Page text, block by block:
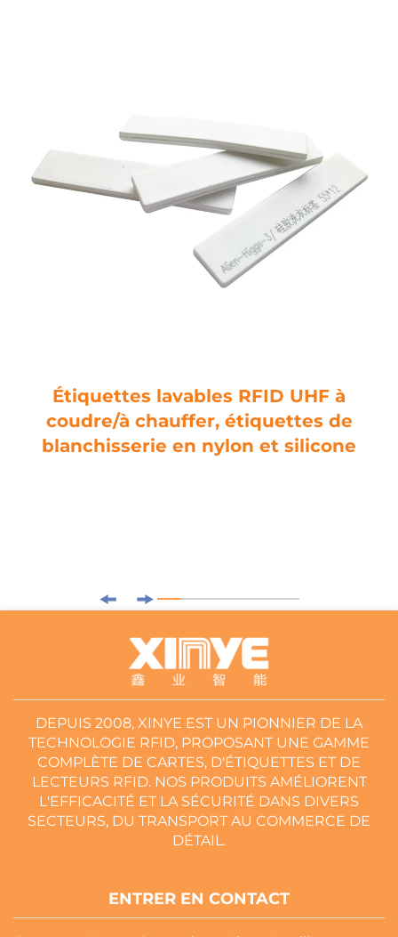
Étiquettes lavables RFID UHF à
coudre/à chauffer, étiquettes de
blanchisserie en nylon et silicone
DEPUIS 2008, XINYE EST UN PIONNIER DE LA
TECHNOLOGIE RFID, PROPOSANT UNE GAMME
COMPLÈTE DE CARTES, D'ÉTIQUETTES ET DE
LECTEURS RFID. NOS PRODUITS AMÉLIORENT
L'EFFICACITÉ ET LA SÉCURITÉ DANS DIVERS
SECTEURS, DU TRANSPORT AU COMMERCE DE
DÉTAIL.
ENTRER EN CONTACT